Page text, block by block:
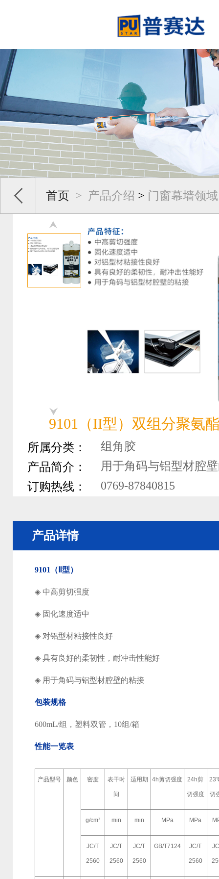
首页 > 产品介绍 > 门窗幕墙领域
9101（II型）双组分聚氨
所属分类：
组角胶
产品简介：
用于角码与铝型材腔
订购热线：
0769-87840815
产品详情
9101 （ 型）
◈ 中高剪切强度
◈ 固化速度适中
◈ 对铝型材粘接性良好
◈ 具有良好的柔韧性，耐冲击性能好
◈ 用于角码与铝型材腔壁的粘接
包装规格
600mL/组，塑料双管， 10组/箱
性能一览表
产品型号 颜色 密度 表干时
间
适用期 4h剪切强度 24h剪
切强度
23
切
g/cm³ min min MPa MPa
JC/T
2560
JC/T
2560
JC/T
2560
GB/T7124 JC/T
2560